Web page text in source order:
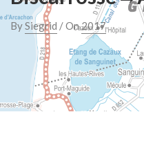
BySiegrid / On2017